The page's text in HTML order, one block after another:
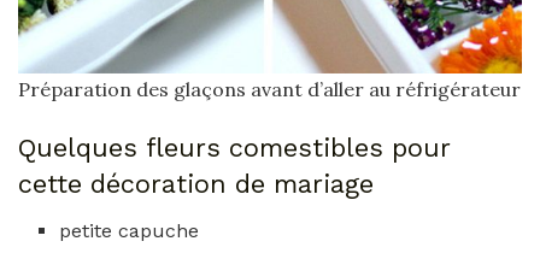
Préparation des glaçons avant d’aller au réfrigérateur
Quelques fleurs comestibles pour
cette décoration de mariage
petite capuche